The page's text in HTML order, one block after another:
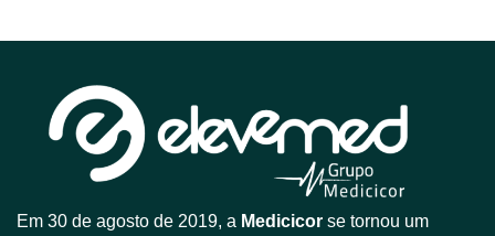
Em 30 de agosto de 2019, a Medicicor se tornou um